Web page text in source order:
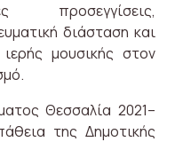
προσεγγίσεις,
διάσταση και
μουσικής στον
Θεσσαλία 2021–
της Δημοτικής